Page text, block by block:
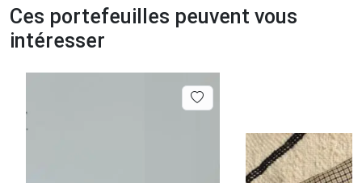
Ces portefeuilles peuvent vous
intéresser